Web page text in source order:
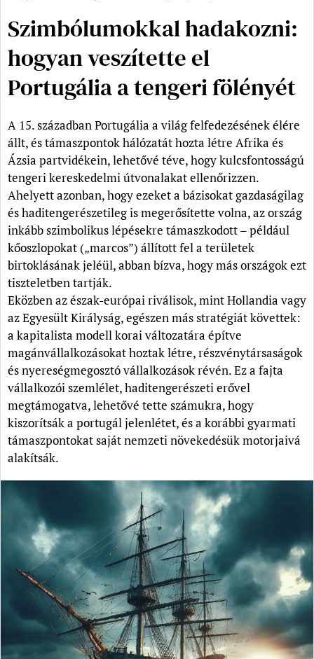
Szimbólumokkal hadakozni:
hogyan veszítette el
Portugália a tengeri fölényét
A 15. században Portugália a világ felfedezésének élére
állt, és támaszpontok hálózatát hozta létre Afrika és
Ázsia partvidékein, lehetővé téve, hogy kulcsfontosságú
tengeri kereskedelmi útvonalakat ellenőrizzen.
Ahelyett azonban, hogy ezeket a bázisokat gazdaságilag
és haditengerészetileg is megerősítette volna, az ország
inkább szimbolikus lépésekre támaszkodott – például
kőoszlopokat („marcos”) állított fel a területek
birtoklásának jeléül, abban bízva, hogy más országok ezt
tiszteletben tartják.
Eközben az észak-európai riválisok, mint Hollandia vagy
az Egyesült Királyság, egészen más stratégiát követtek:
a kapitalista modell korai változatára építve
magánvállalkozásokat hoztak létre, részvénytársaságok
és nyereségmegosztó vállalkozások révén. Ez a fajta
vállalkozói szemlélet, haditengerészeti erővel
megtámogatva, lehetővé tette számukra, hogy
kiszorítsák a portugál jelenlétet, és a korábbi gyarmati
támaszpontokat saját nemzeti növekedésük motorjaivá
alakítsák.